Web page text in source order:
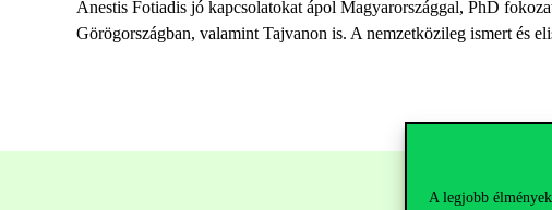
A legjobb
Anestis Fotiadis jó kapcsolatokat ápol Magyarországgal, PhD
Görögországban, valamint Tajvanon is. A nemzetközileg ismert és